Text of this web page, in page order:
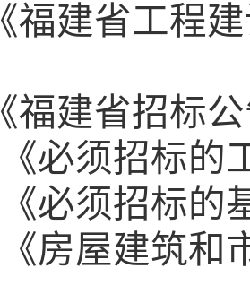
《福建省工程
《福建省招标
《必须招标的
《必须招标
《房屋建筑